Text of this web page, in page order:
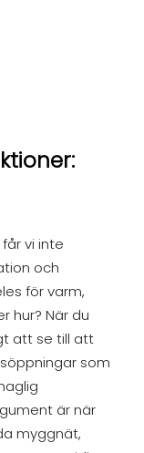
vi inte
och
för varm,
hur? När du
att se till att
som
är när
myggnät,